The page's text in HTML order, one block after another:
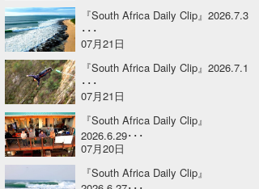
『South Africa Daily Clip』2026.7.3
･･･
07月21日
『South Africa Daily Clip』2026.7.1
･･･
07月21日
『South Africa Daily Clip』
2026.6.29･･･
07月20日
『South Africa Daily Clip』
CBA Films
熊谷素子
田原啓江
植村未来
NOBUFUKU
大野”MAR”修聖
喜納海人
chan-U
ECE
G◎Da
H
KID
KOBU